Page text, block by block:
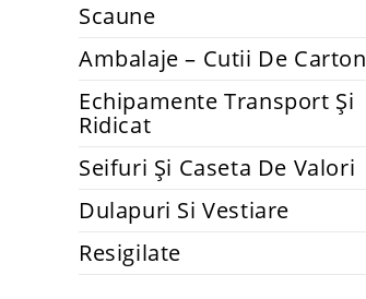
Scaune
Ambalaje – Cutii De Carton
Echipamente Transport Și
Ridicat
Seifuri Și Caseta De Valori
Dulapuri Si Vestiare
Resigilate